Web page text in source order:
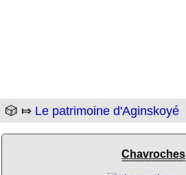
🎲 ⤇ Le patrimoine d'Aginskoyé
Chavroches